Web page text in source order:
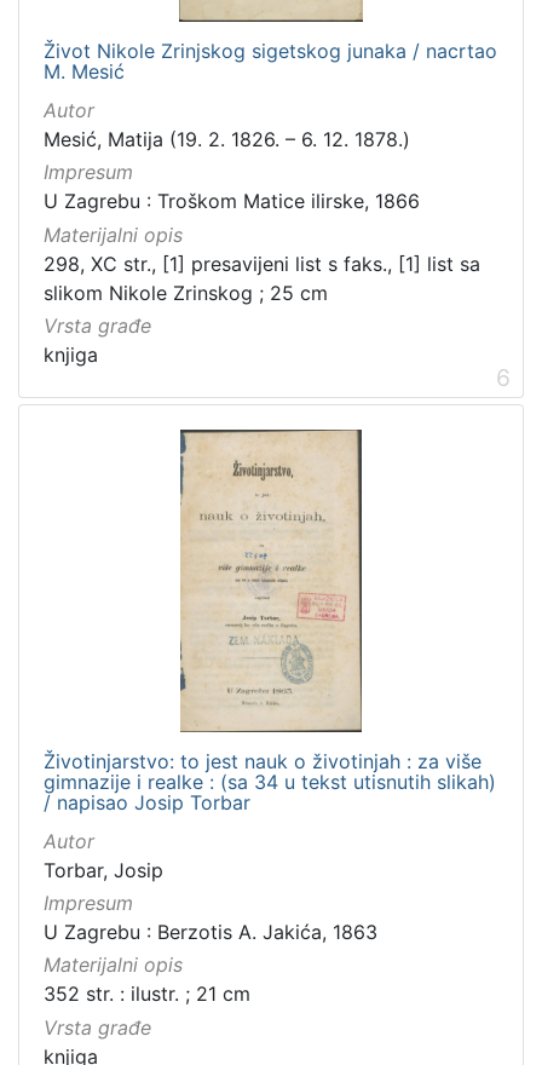
Život Nikole Zrinjskog sigetskog junaka / nacrtao
M. Mesić
Autor
Mesić, Matija (19. 2. 1826. – 6. 12. 1878.)
Impresum
U Zagrebu : Troškom Matice ilirske, 1866
Materijalni opis
298, XC str., [1] presavijeni list s faks., [1] list sa
slikom Nikole Zrinskog ; 25 cm
Vrsta građe
knjiga
6
Životinjarstvo: to jest nauk o životinjah : za više
gimnazije i realke : (sa 34 u tekst utisnutih slikah)
/ napisao Josip Torbar
Autor
Torbar, Josip
Impresum
U Zagrebu : Berzotis A. Jakića, 1863
Materijalni opis
352 str. : ilustr. ; 21 cm
Vrsta građe
knjiga